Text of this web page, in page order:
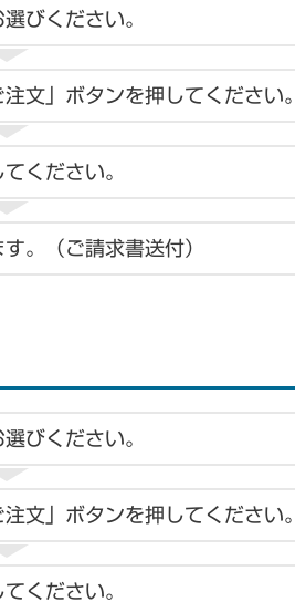
びください。
文」ボタンを押してください。
ください。
。（ご請求書送付）
びください。
文」ボタンを押してください。
ください。